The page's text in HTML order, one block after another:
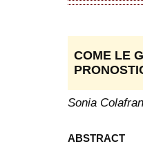
COME LE
Sonia
ABSTRACT